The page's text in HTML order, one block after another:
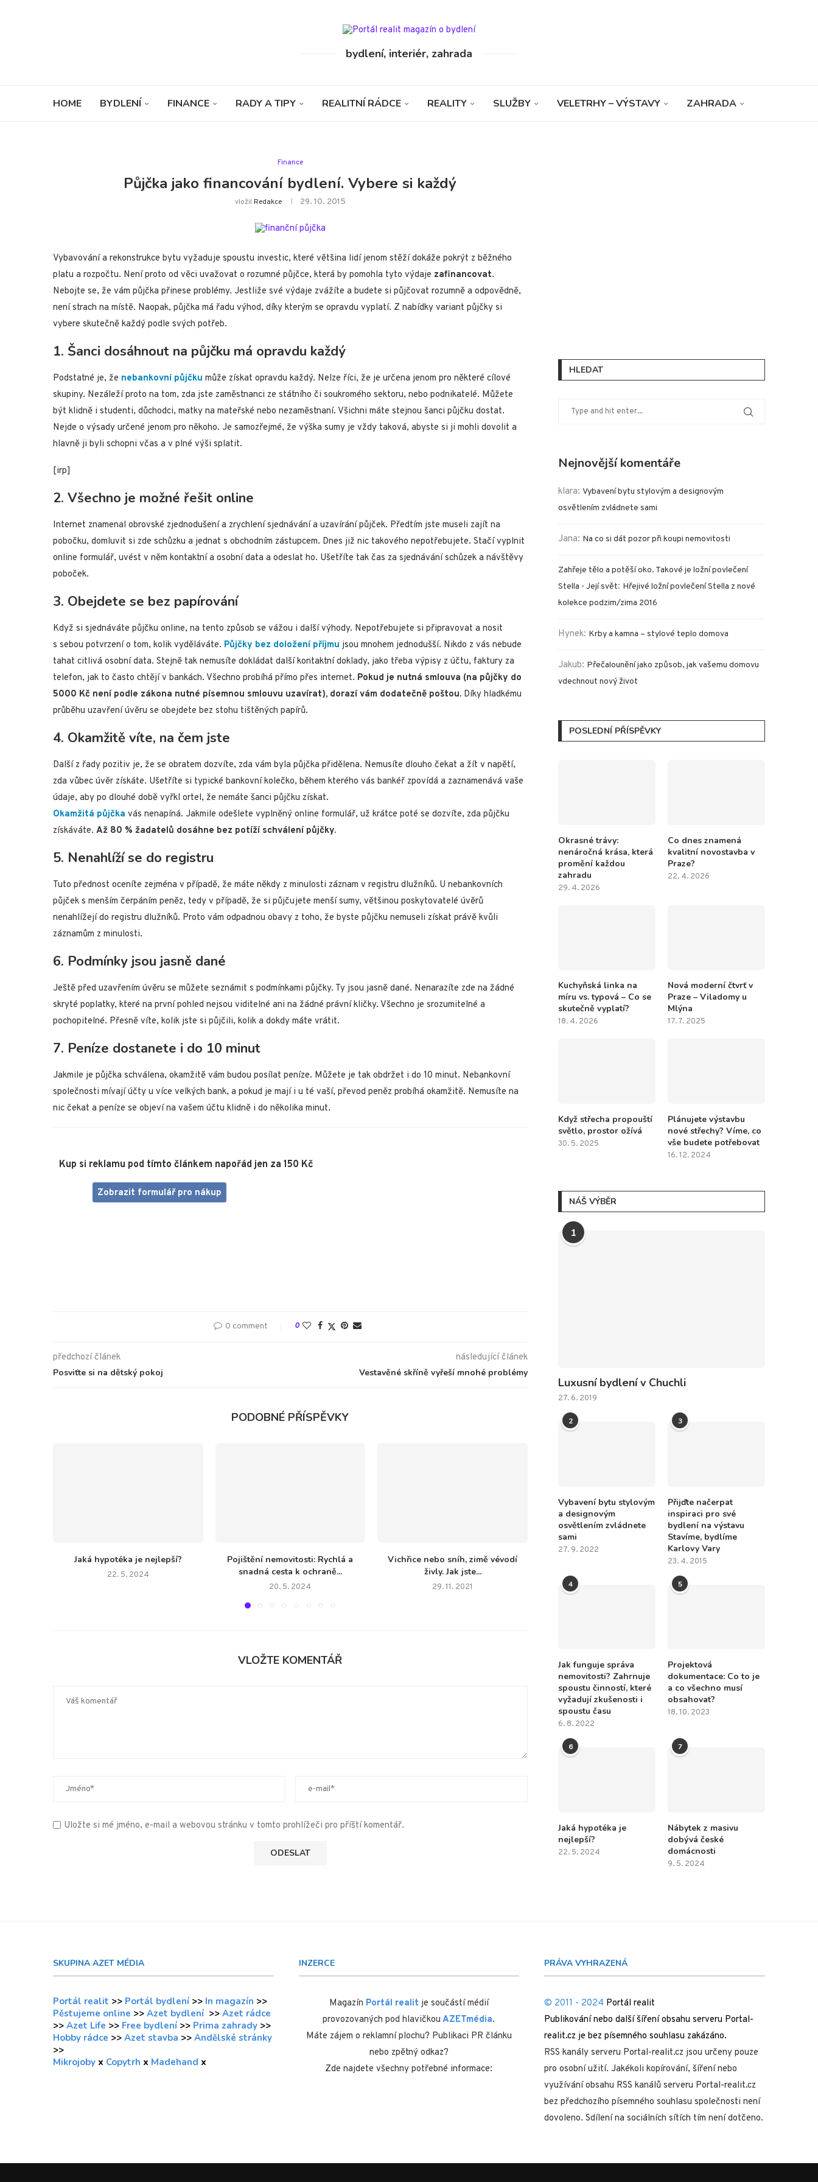
bydlení, interiér, zahrada
HOME BYDLENÍ FINANCE RADY A TIPY REALITNÍ RÁDCE REALITY SLUŽBY VELETRHY – VÝSTAVY ZAHRADA
Finance
Půjčka jako financování bydlení. Vybere si každý
vložil Redakce 29. 10. 2015
Vybavování a rekonstrukce bytu vyžaduje spoustu investic, které většina lidí jenom stěží dokáže pokrýt z běžného
platu a rozpočtu. Není proto od věci uvažovat o rozumné půjčce, která by pomohla tyto výdaje zafinancovat.
Nebojte se, že vám půjčka přinese problémy. Jestliže své výdaje zvážíte a budete si půjčovat rozumně a odpovědně,
není strach na místě. Naopak, půjčka má řadu výhod, díky kterým se opravdu vyplatí. Z nabídky variant půjčky si
vybere skutečně každý podle svých potřeb.
1. Šanci dosáhnout na půjčku má opravdu každý
Podstatné je, že nebankovní půjčku může získat opravdu každý. Nelze říci, že je určena jenom pro některé cílové
skupiny. Nezáleží proto na tom, zda jste zaměstnanci ze státního či soukromého sektoru, nebo podnikatelé. Můžete
být klidně i studenti, důchodci, matky na mateřské nebo nezaměstnaní. Všichni máte stejnou šanci půjčku dostat.
Nejde o výsady určené jenom pro někoho. Je samozřejmé, že výška sumy je vždy taková, abyste si ji mohli dovolit a
hlavně ji byli schopni včas a v plné výši splatit.
[irp]
2. Všechno je možné řešit online
Internet znamenal obrovské zjednodušení a zrychlení sjednávání a uzavírání půjček. Předtím jste museli zajít na
pobočku, domluvit si zde schůzku a jednat s obchodním zástupcem. Dnes již nic takového nepotřebujete. Stačí vyplnit
online formulář, uvést v něm kontaktní a osobní data a odeslat ho. Ušetříte tak čas za sjednávání schůzek a návštěvy
poboček.
3. Obejdete se bez papírování
Když si sjednáváte půjčku online, na tento způsob se vážou i další výhody. Nepotřebujete si připravovat a nosit
s sebou potvrzení o tom, kolik vyděláváte. Půjčky bez doložení příjmu jsou mnohem jednodušší. Nikdo z vás nebude
tahat citlivá osobní data. Stejně tak nemusíte dokládat další kontaktní doklady, jako třeba výpisy z účtu, faktury za
telefon, jak to často chtějí v bankách. Všechno probíhá přímo přes internet. Pokud je nutná smlouva (na půjčky do
5000 Kč není podle zákona nutné písemnou smlouvu uzavírat), dorazí vám dodatečně poštou. Díky hladkému
průběhu uzavření úvěru se obejdete bez stohu tištěných papírů.
4. Okamžitě víte, na čem jste
Další z řady pozitiv je, že se obratem dozvíte, zda vám byla půjčka přidělena. Nemusíte dlouho čekat a žít v napětí,
zda vůbec úvěr získáte. Ušetříte si typické bankovní kolečko, během kterého vás bankéř zpovídá a zaznamenává vaše
údaje, aby po dlouhé době vyřkl ortel, že nemáte šanci půjčku získat.
Okamžitá půjčka vás nenapíná. Jakmile odešlete vyplněný online formulář, už krátce poté se dozvíte, zda půjčku
získáváte. Až 80 % žadatelů dosáhne bez potíží schválení půjčky.
5. Nenahlíží se do registru
Tuto přednost oceníte zejména v případě, že máte někdy z minulosti záznam v registru dlužníků. U nebankovních
půjček s menším čerpáním peněz, tedy v případě, že si půjčujete menší sumy, většinou poskytovatelé úvěrů
nenahlížejí do registru dlužníků. Proto vám odpadnou obavy z toho, že byste půjčku nemuseli získat právě kvůli
záznamům z minulosti.
6. Podmínky jsou jasně dané
Ještě před uzavřením úvěru se můžete seznámit s podmínkami půjčky. Ty jsou jasně dané. Nenarazíte zde na žádné
skryté poplatky, které na první pohled nejsou viditelné ani na žádné právní kličky. Všechno je srozumitelné a
pochopitelné. Přesně víte, kolik jste si půjčili, kolik a dokdy máte vrátit.
7. Peníze dostanete i do 10 minut
Jakmile je půjčka schválena, okamžitě vám budou posílat peníze. Můžete je tak obdržet i do 10 minut. Nebankovní
společnosti mívají účty u více velkých bank, a pokud je mají i u té vaší, převod peněz probíhá okamžitě. Nemusíte na
nic čekat a peníze se objeví na vašem účtu klidně i do několika minut.
Kup si reklamu pod tímto článkem napořád jen za 150 Kč
Zobrazit formulář pro nákup
0 comment 0
předchozí článek
Posviťte si na dětský pokoj
následující článek
Vestavěné skříně vyřeší mnohé problémy
PODOBNÉ PŘÍSPĚVKY
Jaká hypotéka je nejlepší?
22. 5. 2024
Pojištění nemovitosti: Rychlá a
snadná cesta k ochraně...
20. 5. 2024
Vichřice nebo sníh, zimě vévodí
živly. Jak jste...
29. 11. 2021
VLOŽTE KOMENTÁŘ
Uložte si mé jméno, e-mail a webovou stránku v tomto prohlížeči pro příští komentář.
HLEDAT
Nejnovější komentáře
klara: Vybavení bytu stylovým a designovým
osvětlením zvládnete sami
Jana: Na co si dát pozor při koupi nemovitosti
Zahřeje tělo a potěší oko. Takové je ložní povlečení
Stella - Její svět: Hřejivé ložní povlečení Stella z nové
kolekce podzim/zima 2016
Hynek: Krby a kamna – stylové teplo domova
Jakub: Přečalounění jako způsob, jak vašemu domovu
vdechnout nový život
POSLEDNÍ PŘÍSPĚVKY
Okrasné trávy:
nenáročná krása, která
promění každou
zahradu
29. 4. 2026
Co dnes znamená
kvalitní novostavba v
Praze?
22. 4. 2026
Kuchyňská linka na
míru vs. typová – Co se
skutečně vyplatí?
18. 4. 2026
Nová moderní čtvrť v
Praze – Viladomy u
Mlýna
17. 7. 2025
Když střecha propouští
světlo, prostor ožívá
30. 5. 2025
Plánujete výstavbu
nové střechy? Víme, co
vše budete potřebovat
16. 12. 2024
NÁŠ VÝBĚR
1
Luxusní bydlení v Chuchli
27. 6. 2019
2
Vybavení bytu stylovým
a designovým
osvětlením zvládnete
sami
27. 9. 2022
3
Přijďte načerpat
inspiraci pro své
bydlení na výstavu
Stavíme, bydlíme
Karlovy Vary
23. 4. 2015
4
Jak funguje správa
nemovitosti? Zahrnuje
spoustu činností, které
vyžadují zkušenosti i
spoustu času
6. 8. 2022
5
Projektová
dokumentace: Co to je
a co všechno musí
obsahovat?
18. 10. 2023
6
Jaká hypotéka je
nejlepší?
22. 5. 2024
7
Nábytek z masivu
dobývá české
domácnosti
9. 5. 2024
SKUPINA AZET MÉDIA
Portál realit >> Portál bydlení >> In magazín >>
Pěstujeme online >> Azet bydlení >> Azet rádce
>> Azet Life >> Free bydlení >> Prima zahrady >>
Hobby rádce >> Azet stavba >> Andělské stránky
>>
Mikrojoby x Copytrh x Madehand x
INZERCE
Magazín Portál realit je součástí médií
provozovaných pod hlavičkou AZETmédia.
Máte zájem o reklamní plochu? Publikaci PR článku
nebo zpětný odkaz?
Zde najdete všechny potřebné informace:
PRÁVA VYHRAZENÁ
© 2011 - 2024 Portál realit
Publikování nebo další šíření obsahu serveru Portal-
realit.cz je bez písemného souhlasu zakázáno.
RSS kanály serveru Portal-realit.cz jsou určeny pouze
pro osobní užití. Jakékoli kopírování, šíření nebo
využívání obsahu RSS kanálů serveru Portal-realit.cz
bez předchozího písemného souhlasu společnosti není
dovoleno. Sdílení na sociálních sítích tím není dotčeno.